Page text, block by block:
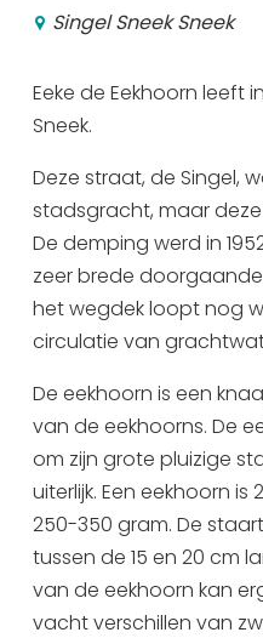
Arrangementen
De Friese meren
Other languages
UITagenda
Routes
Veel bezochte
Top 10 leuke dingen
Vakantie vieren in Sneek
Uitgaan in Sneek
Overnachten in Sneek
Citygame Escapegame
Webcams
De leukste routes
Singel Sneek Sneek
Eeke de Eekhoorn leeft
Sneek.
Deze straat, de Singel,
stadsgracht, maar
De demping werd in
zeer brede
het wegdek loopt nog
circulatie van
De eekhoorn is een
van de eekhoorns. De
om zijn grote pluizige
uiterlijk. Een eekhoorn
250-350 gram. De
tussen de 15 en 20 cm
van de eekhoorn kan
vacht verschillen van